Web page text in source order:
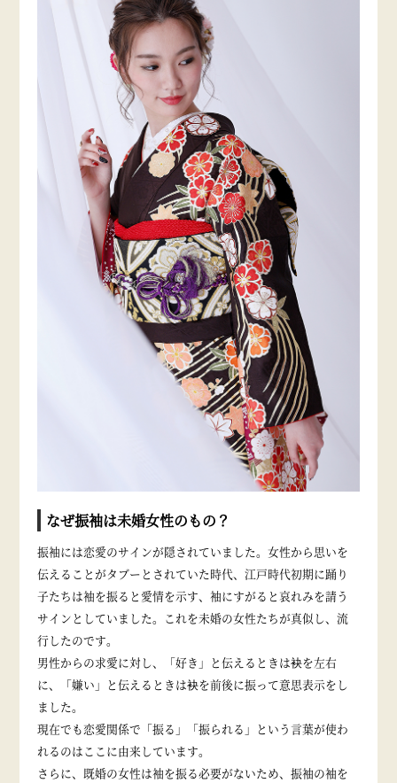
なぜ振袖は未婚女性のもの？
振袖には恋愛のサインが隠されていました。女性から思いを
伝えることがタブーとされていた時代、江戸時代初期に踊り
子たちは袖を振ると愛情を示す、袖にすがると哀れみを請う
サインとしていました。これを未婚の女性たちが真似し、流
行したのです。
男性からの求愛に対し、「好き」と伝えるときは袂を左右
に、「嫌い」と伝えるときは袂を前後に振って意思表示をし
ました。
現在でも恋愛関係で「振る」「振られる」という言葉が使わ
れるのはここに由来しています。
さらに、既婚の女性は袖を振る必要がないため、振袖の袖を